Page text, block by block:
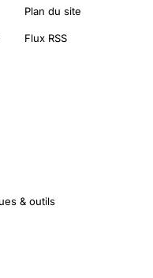
Plan du site
Flux RSS
& outils